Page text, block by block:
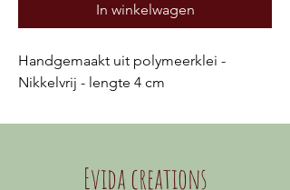
In winkelwagen
Handgemaakt uit polymeerklei -
Nikkelvrij - lengte 4 cm
Evida creations